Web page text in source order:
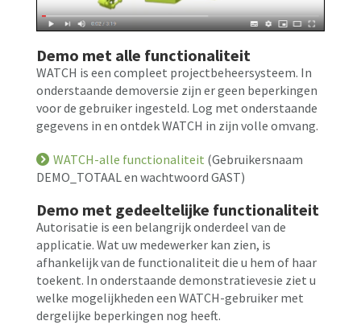
Demo met alle functionaliteit
WATCH is een compleet projectbeheersysteem. In
onderstaande demoversie zijn er geen beperkingen
voor de gebruiker ingesteld. Log met onderstaande
gegevens in en ontdek WATCH in zijn volle omvang.
WATCH-alle functionaliteit (Gebruikersnaam
DEMO_TOTAAL en wachtwoord GAST)
Demo met gedeeltelijke functionaliteit
Autorisatie is een belangrijk onderdeel van de
applicatie. Wat uw medewerker kan zien, is
afhankelijk van de functionaliteit die u hem of haar
toekent. In onderstaande demonstratievesie ziet u
welke mogelijkheden een WATCH-gebruiker met
dergelijke beperkingen nog heeft.